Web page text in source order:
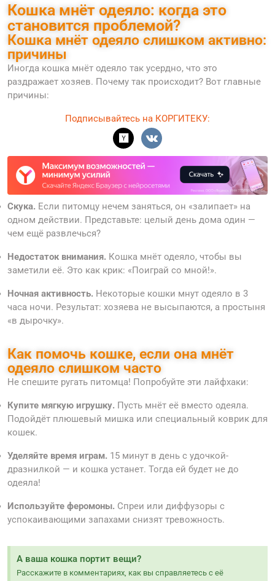
Кошка мнёт одеяло: когда это
становится проблемой?
Кошка мнёт одеяло слишком активно:
причины
Иногда кошка мнёт одеяло так усердно, что это
раздражает хозяев. Почему так происходит? Вот главные
причины:
Подписывайтесь на КОРГИТЕКУ:
Скука. Если питомцу нечем заняться, он «залипает» на
одном действии. Представьте: целый день дома один —
чем ещё развлечься?
Недостаток внимания. Кошка мнёт одеяло, чтобы вы
заметили её. Это как крик: «Поиграй со мной!».
Ночная активность. Некоторые кошки мнут одеяло в 3
часа ночи. Результат: хозяева не высыпаются, а простыня
«в дырочку».
Как помочь кошке, если она мнёт
одеяло слишком часто
Не спешите ругать питомца! Попробуйте эти лайфхаки:
Купите мягкую игрушку. Пусть мнёт её вместо одеяла.
Подойдёт плюшевый мишка или специальный коврик для
кошек.
Уделяйте время играм. 15 минут в день с удочкой-
дразнилкой — и кошка устанет. Тогда ей будет не до
одеяла!
Используйте феромоны. Спреи или диффузоры с
успокаивающими запахами снизят тревожность.
А ваша кошка портит вещи?
Расскажите в комментариях, как вы справляетесь с её